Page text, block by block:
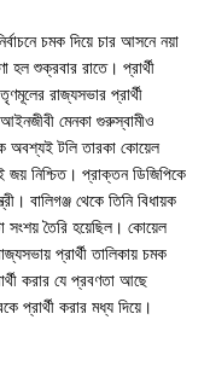
চমক দিয়ে চার আসনে নয়া
শুক্রবার রাতে। প্রার্থী
রাজ্যসভার প্রার্থী
মেনকা গুরুস্বামীও
অবশ্যই টলি তারকা কোয়েল
জয় নিশ্চিত। প্রাক্তন ডিজিপিকে
বালিগঞ্জ থেকে তিনি বিধায়ক
সংশয় তৈরি হয়েছিল। কোয়েল
প্রার্থী তালিকায় চমক
করার যে প্রবণতা আছে
প্রার্থী করার মধ্য দিয়ে।